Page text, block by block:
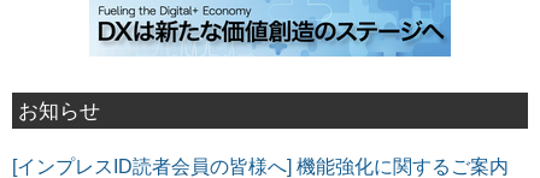
お知らせ
[インプレスID読者会員の皆様へ] 機能強化に関するご案内